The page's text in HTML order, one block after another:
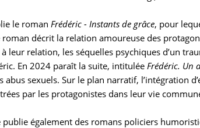
le roman Frédéric - Instants de grâce, pour
roman décrit la relation amoureuse des
leur relation, les séquelles psychiques d’un
En 2024 paraît la suite, intitulée Frédéric. Un
abus sexuels. Sur le plan narratif, l’intégration
par les protagonistes dans leur vie
publie également des romans policiers